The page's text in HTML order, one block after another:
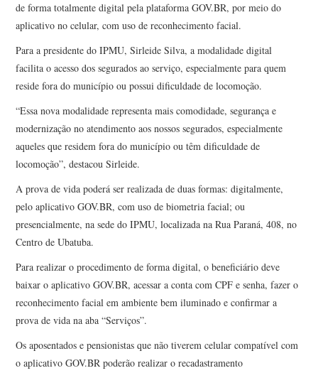
de forma totalmente digital pela plataforma GOV.BR, por meio do
aplicativo no celular, com uso de reconhecimento facial.
Para a presidente do IPMU, Sirleide Silva, a modalidade digital
facilita o acesso dos segurados ao serviço, especialmente para quem
reside fora do município ou possui dificuldade de locomoção.
“Essa nova modalidade representa mais comodidade, segurança e
modernização no atendimento aos nossos segurados, especialmente
aqueles que residem fora do município ou têm dificuldade de
locomoção”, destacou Sirleide.
A prova de vida poderá ser realizada de duas formas: digitalmente,
pelo aplicativo GOV.BR, com uso de biometria facial; ou
presencialmente, na sede do IPMU, localizada na Rua Paraná, 408, no
Centro de Ubatuba.
Para realizar o procedimento de forma digital, o beneficiário deve
baixar o aplicativo GOV.BR, acessar a conta com CPF e senha, fazer o
reconhecimento facial em ambiente bem iluminado e confirmar a
prova de vida na aba “Serviços”.
Os aposentados e pensionistas que não tiverem celular compatível com
o aplicativo GOV.BR poderão realizar o recadastramento